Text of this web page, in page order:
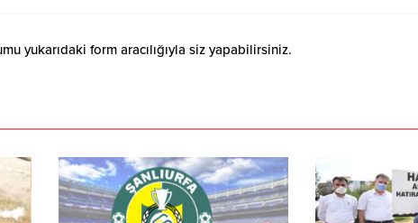
yukarıdaki form aracılığıyla siz yapabilirsiniz.